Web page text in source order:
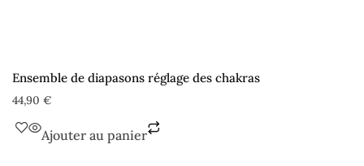
Ensemble de diapasons réglage des chakras
44,90 €
Ajouter au panier